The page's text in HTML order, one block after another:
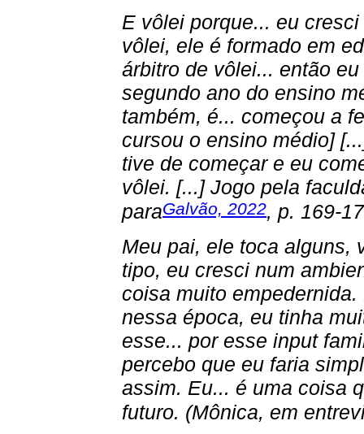
E vôlei porque... eu
vôlei, ele é formado em
árbitro de vôlei... então
segundo ano do ensino
também, é... começou a
cursou o ensino médio]
tive de começar e eu
vôlei. [...] Jogo pela
paraGalvão, 2022, p. 169-
Meu pai, ele toca alguns,
tipo, eu cresci num
coisa muito
nessa época, eu tinha
esse... por esse input
percebo que eu faria
assim. Eu... é uma coisa
futuro. (Mônica, em